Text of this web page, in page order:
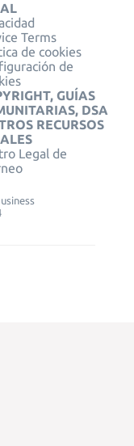
Terms
de cookies
de
GUÍAS
DSA
RECURSOS
Legal de